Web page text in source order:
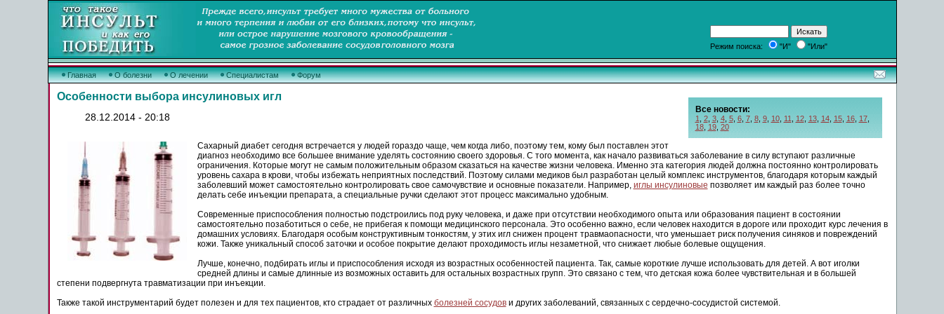
Режим поиска: "И" "Или"
Главная О болезни О лечении Специалистам Форум
Все новости:
1 2, 3, 4, 5, 6, 7, 8, 9, 10, 11 12, 13, 14, 15, 16, 17,
18, 19, 20
Особенности выбора инсулиновых игл
28.12.2014 - 20:18
Сахарный диабет сегодня встречается у людей гораздо чаще, чем когда либо, поэтому тем, кому был поставлен этот
диагноз необходимо все большее внимание уделять состоянию своего здоровья. С того момента, как начало развиваться заболевание в силу вступают различные
ограничения. Которые могут не самым положительным образом сказаться на качестве жизни человека. Именно эта категория людей должна постоянно контролировать
уровень сахара в крови, чтобы избежать неприятных последствий. Поэтому силами медиков был разработан целый комплекс инструментов, благодаря которым каждый
заболевший может самостоятельно контролировать свое самочувствие и основные показатели. Например, иглы инсулиновые позволяет им каждый раз более точно
делать себе инъекции препарата, а специальные ручки сделают этот процесс максимально удобным.
Современные приспособления полностью подстроились под руку человека, и даже при отсутствии необходимого опыта или образования пациент в состоянии
самостоятельно позаботиться о себе, не прибегая к помощи медицинского персонала. Это особенно важно, если человек находится в дороге или проходит курс лечения в
домашних условиях. Благодаря особым конструктивным тонкостям, у этих игл снижен процент травмаопасности, что уменьшает риск получения синяков и повреждений
кожи. Также уникальный способ заточки и особое покрытие делают проходимость иглы незаметной, что снижает любые болевые ощущения.
Лучше, конечно, подбирать иглы и приспособления исходя из возрастных особенностей пациента. Так, самые короткие лучше использовать для детей. А вот иголки
средней длины и самые длинные из возможных оставить для остальных возрастных групп. Это связано с тем, что детская кожа более чувствительная и в большей
степени подвергнута травматизации при инъекции.
Также такой инструментарий будет полезен и для тех пациентов, кто страдает от различных болезней сосудови других заболеваний, связанных с сердечно-сосудистой системой.